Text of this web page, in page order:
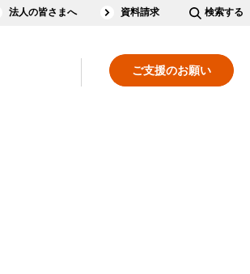
法人の皆さまへ 資料請求 検索する
ご支援のお願い